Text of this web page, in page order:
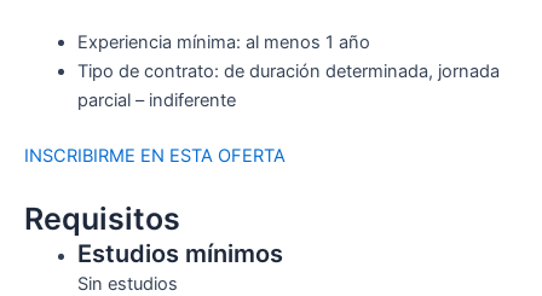
Experiencia mínima: al menos 1 año
Tipo de contrato: de duración determinada, jornada
parcial – indiferente
INSCRIBIRME EN ESTA OFERTA
Requisitos
Estudios mínimos
Sin estudios